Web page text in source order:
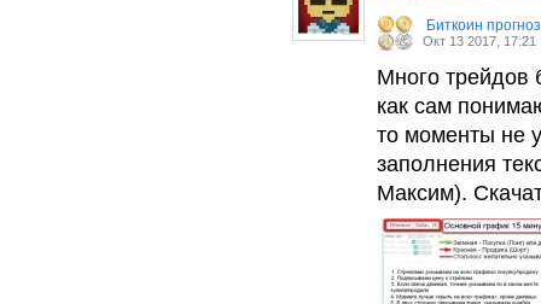
Биткоин
Окт 13 2017, 17:21
Много трейдов
как сам
то моменты не
заполнения
Максим).